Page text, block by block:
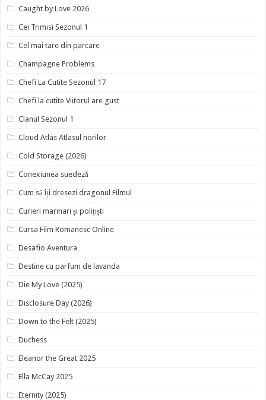
Caught by Love 2026
Cei Trimisi Sezonul 1
Cel mai tare din parcare
Champagne Problems
Chefi La Cutite Sezonul 17
Chefi la cutite Viitorul are gust
Clanul Sezonul 1
Cloud Atlas Atlasul norilor
Cold Storage (2026)
Conexiunea suedeză
Cum să îți dresezi dragonul Filmul
Curieri marinari și polițiști
Cursa Film Romanesc Online
Desafio Aventura
Destine cu parfum de lavanda
Die My Love (2025)
Disclosure Day (2026)
Down to the Felt (2025)
Duchess
Eleanor the Great 2025
Ella McCay 2025
Eternity (2025)